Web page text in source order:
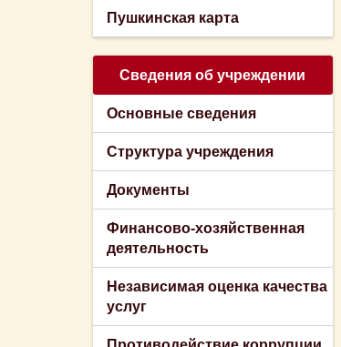
Пушкинская карта
Сведения об учреждении
Основные сведения
Структура учреждения
Документы
Финансово-хозяйственная
деятельность
Независимая оценка качества
услуг